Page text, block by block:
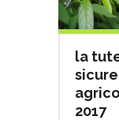
la
2017